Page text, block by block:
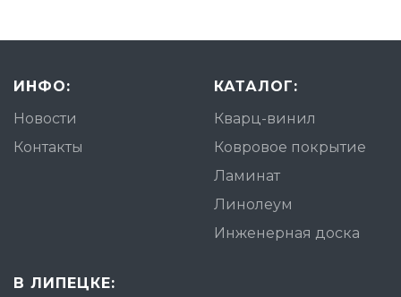
ИНФО:
Новости
Контакты
КАТАЛОГ:
Кварц-винил
Ковровое покрытие
Ламинат
Линолеум
Инженерная доска
В ЛИПЕЦКЕ: